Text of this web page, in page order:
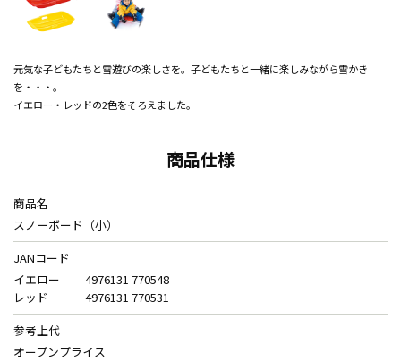
元気な子どもたちと雪遊びの楽しさを。子どもたちと一緒に楽しみながら雪かき
を・・・。
イエロー・レッドの2色をそろえました。
商品仕様
商品名
スノーボード（小）
JANコード
イエロー
4976131 770548
レッド
4976131 770531
参考上代
オープンプライス